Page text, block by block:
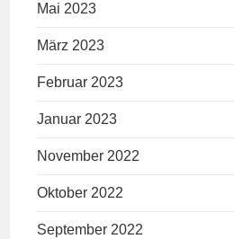
Mai 2023
März 2023
Februar 2023
Januar 2023
November 2022
Oktober 2022
September 2022